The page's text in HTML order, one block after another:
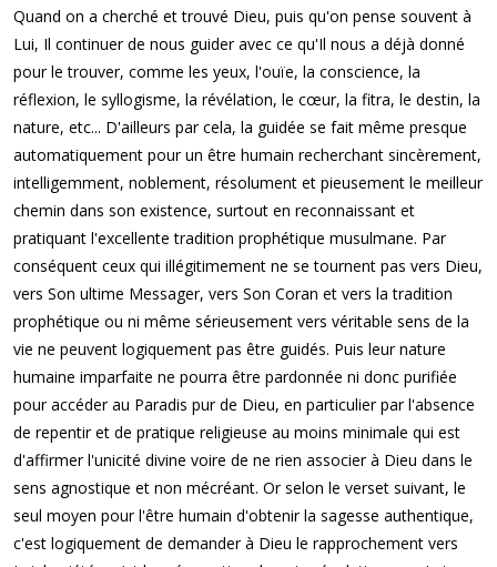
Quand on a cherché et trouvé Dieu, puis qu'on pense souvent à
Lui, Il continuer de nous guider avec ce qu'Il nous a déjà donné
pour le trouver, comme les yeux, l'ouïe, la conscience, la
réflexion, le syllogisme, la révélation, le cœur, la fitra, le destin, la
nature, etc... D'ailleurs par cela, la guidée se fait même presque
automatiquement pour un être humain recherchant sincèrement,
intelligemment, noblement, résolument et pieusement le meilleur
chemin dans son existence, surtout en reconnaissant et
pratiquant l'excellente tradition prophétique musulmane. Par
conséquent ceux qui illégitimement ne se tournent pas vers Dieu,
vers Son ultime Messager, vers Son Coran et vers la tradition
prophétique ou ni même sérieusement vers véritable sens de la
vie ne peuvent logiquement pas être guidés. Puis leur nature
humaine imparfaite ne pourra être pardonnée ni donc purifiée
pour accéder au Paradis pur de Dieu, en particulier par l'absence
de repentir et de pratique religieuse au moins minimale qui est
d'affirmer l'unicité divine voire de ne rien associer à Dieu dans le
sens agnostique et non mécréant. Or selon le verset suivant, le
seul moyen pour l'être humain d'obtenir la sagesse authentique,
c'est logiquement de demander à Dieu le rapprochement vers